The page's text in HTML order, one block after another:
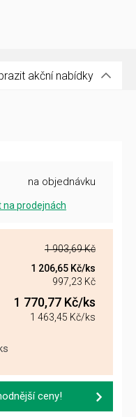
akční nabídky
na objednávku
prodejnách
1 903,69 Kč
1 206,65 Kč/ks
997,23 Kč
1 770,77 Kč/ks
1 463,45 Kč/ks
ceny!